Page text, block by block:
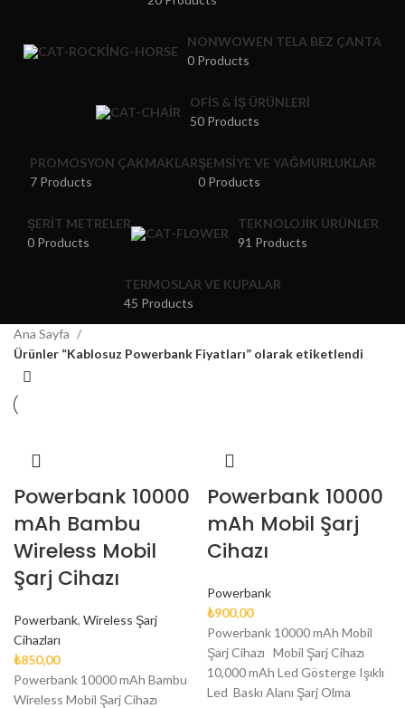
NONWOWEN TELA BEZ ÇANTA
0 Products
OFIS & İŞ ÜRÜNLERI
50 Products
PROMOSYON ÇAKMAKLAR
7 Products
ŞEMSIYE VE YAĞMURLUKLAR
0 Products
ŞERIT METRELER
0 Products
TEKNOLOJIK ÜRÜNLER
91 Products
TERMOSLAR VE KUPALAR
45 Products
Ana Sayfa
Ürünler “Kablosuz Powerbank Fiyatları” olarak etiketlendi
Powerbank 10000
mAh Bambu
Wireless Mobil
Şarj Cihazı
Powerbank, Wireless Şarj
Cihazları
₺850,00
Powerbank 10000 mAh Bambu
Wireless Mobil Şarj Cihazı
Powerbank 10000
mAh Mobil Şarj
Cihazı
Powerbank
₺900,00
Powerbank 10000 mAh Mobil
Şarj Cihazı Mobil Şarj Cihazı
10,000 mAh Led Gösterge Işıklı
Led Baskı Alanı Şarj Olma